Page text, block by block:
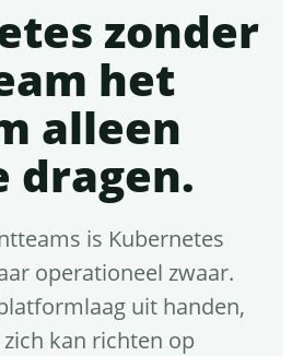
zonder
het
alleen
dragen.
is Kubernetes
operationeel zwaar.
uit handen,
kan richten op